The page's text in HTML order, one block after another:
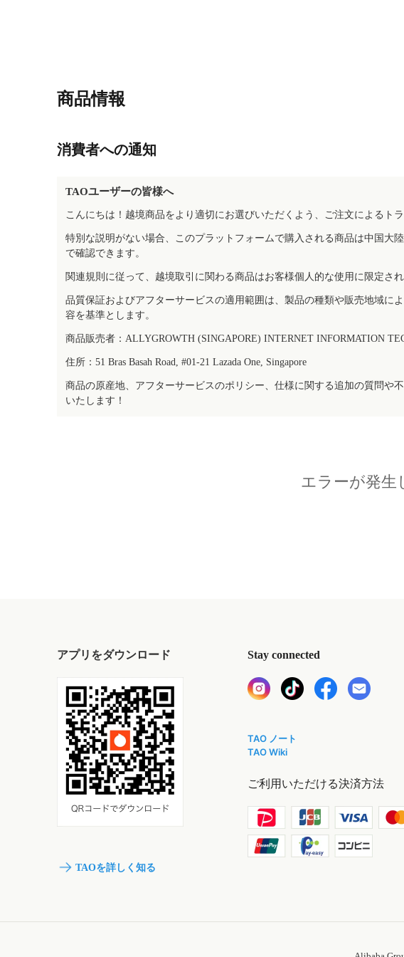
商品情報
消費者への通知
TAOユーザーの皆様へ
こんにちは！越境商品をより適切にお選びいただくよう、ご注文によるト
特別な説明がない場合、このプラットフォームで購入される商品は中国大
で確認できます。
関連規則に従って、越境取引に関わる商品はお客様個人的な使用に限定され
品質保証およびアフターサービスの適用範囲は、製品の種類や販売地域に
容を基準とします。
商品販売者：ALLYGROWTH (SINGAPORE) INTERNET INFORMATION
住所：51 Bras Basah Road, #01-21 Lazada One, Singapore
商品の原産地、アフターサービスのポリシー、仕様に関する追加の質問や
いたします！
エラーが発生
アプリをダウンロード
TAOを詳しく知る
Stay connected
TAO ノート
TAO Wiki
ご利用いただける決済方法